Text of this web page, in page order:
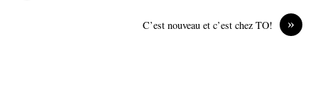
»
C’est nouveau et c’est chez TO!